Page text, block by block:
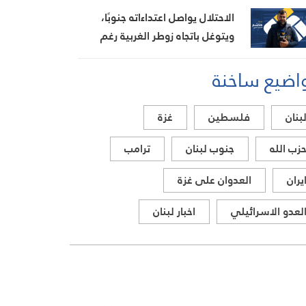
الاحتلال يواصل اعتداءاته جنوبًا،
ويتوغل باتجاه زوطر الغربية رغم
ساخنة
لبنان فلسطين
غزة
حزب الله
جنوب لبنان
ترامب
ايران
العدوان على غزة
العدو الاسرائيلي
اخبار لبنان